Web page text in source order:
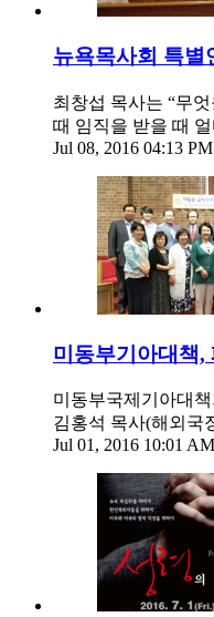
뉴욕목사회 특별
최창섭 목사는 “무
때 임직을 받을 때
Jul 08, 2016 04:13
미동부기아대책,
미동부국제기아대
김홍석 목사(해외국
Jul 01, 2016 10:01